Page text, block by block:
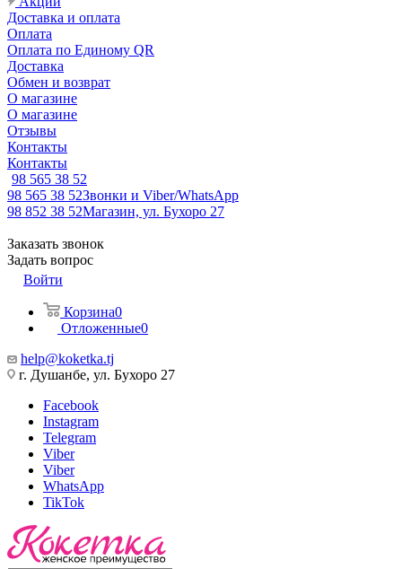
Доставка и оплата
Оплата
Оплата по Единому QR
Доставка
Обмен и возврат
О магазине
О магазине
Отзывы
Контакты
Контакты
98 565 38 52
98 565 38 52Звонки и Viber/WhatsApp
98 852 38 52Магазин, ул. Бухоро 27
Заказать звонок
Задать вопрос
Войти
Корзина0
Отложенные0
help@koketka.tj
г. Душанбе, ул. Бухоро 27
Facebook
Instagram
Telegram
Viber
Viber
WhatsApp
TikTok